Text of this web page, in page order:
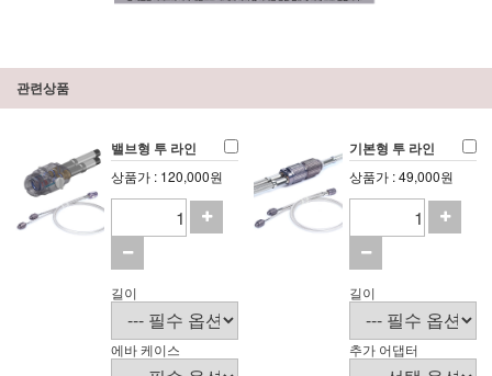
관련상품
밸브형 투 라인
상품가 : 120,000원
길이
에바 케이스
기본형 투 라인
상품가 : 49,000원
길이
추가 어댑터